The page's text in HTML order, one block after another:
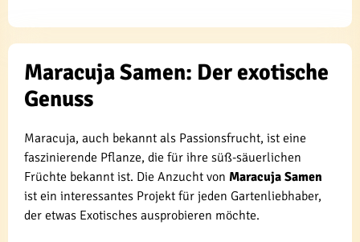
Maracuja Samen: Der exotische
Genuss
Maracuja, auch bekannt als Passionsfrucht, ist eine
faszinierende Pflanze, die für ihre süß-säuerlichen
Früchte bekannt ist. Die Anzucht von Maracuja Samen
ist ein interessantes Projekt für jeden Gartenliebhaber,
der etwas Exotisches ausprobieren möchte.